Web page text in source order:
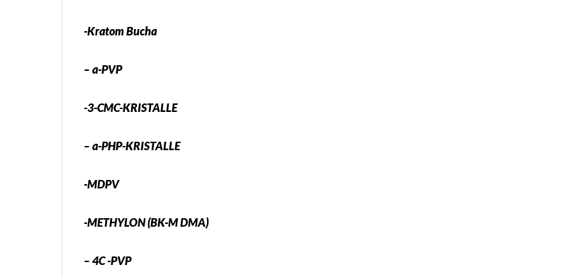
-Kratom Bucha
– a-PVP
-3-CMC-KRISTALLE
– a-PHP-KRISTALLE
-MDPV
-METHYLON (BK-M DMA)
– 4C -PVP